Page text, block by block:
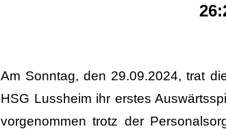
Am Sonntag, den 29.09.2024, trat
HSG Lussheim ihr erstes
vorgenommen trotz der